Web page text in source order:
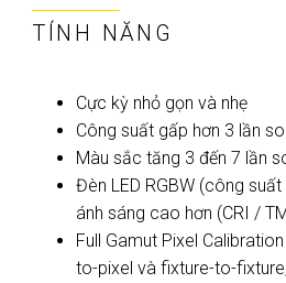
TÍNH NĂNG
Cực kỳ nhỏ gọn và nhẹ
Công suất gấp hơn 3 lần
Màu sắc tăng 3 đến 7 lần
Đèn LED RGBW (công
ánh sáng cao hơn (CRI /
Full Gamut Pixel
to-pixel và fixture-to-